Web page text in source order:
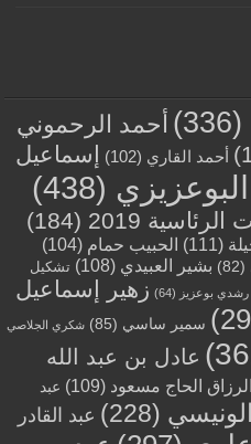
(336)
أحمد الرحموني
أحمد القاري (102)
إسماعيل
(438)
الرئاسية 2019 (184)
(111) الحبيب حمام (104)
(82) بشير العبيدي (108)
تشكيل
رشدي بوعزيز (64)
زهير إسماعيل
سمير ساسي (85) شكري الجلاصي
عادل بن عبد الله
الحاج مسعود (109)
عبد
(228)
عبد القادر